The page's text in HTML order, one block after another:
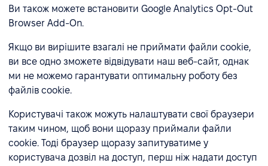
Ви також можете встановити Google Analytics Opt-Out
Browser Add-On.
Якщо ви вирішите взагалі не приймати файли cookie,
ви все одно зможете відвідувати наш веб-сайт, однак
ми не можемо гарантувати оптимальну роботу без
файлів cookie.
Користувачі також можуть налаштувати свої браузери
таким чином, щоб вони щоразу приймали файли
cookie. Тоді браузер щоразу запитуватиме у
користувача дозвіл на доступ, перш ніж надати доступ